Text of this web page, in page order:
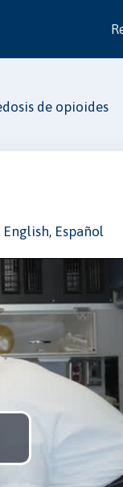
de opioides
English, Español